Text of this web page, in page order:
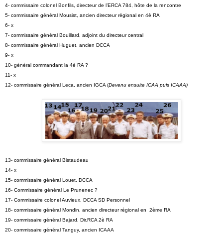
4- commissaire colonel Bonfils, directeur de l’ERCA 784, hôte de la rencontre
5- commissaire général Mousist, ancien directeur régional en 4è RA
6- x
7- commissaire général Bouillard, adjoint du directeur central
8- commissaire général Huguet, ancien DCCA
9- x
10- général commandant la 4è RA ?
11- x
12- commissaire général Leca, ancien IGCA (Devenu ensuite ICAA puis ICAAA)
13- commissaire général Bistaudeau
14- x
15- commissaire général Louet, DCCA
16- Commissaire général Le Prunenec ?
17- Commissaire colonel Auvieux, DCCA SD Personnel
18- commissaire général Mondin, ancien directeur régional en 2ème RA
19- commissaire général Bajard, Dir.RCA 2è RA
20- commissaire général Tanguy, ancien ICAAA